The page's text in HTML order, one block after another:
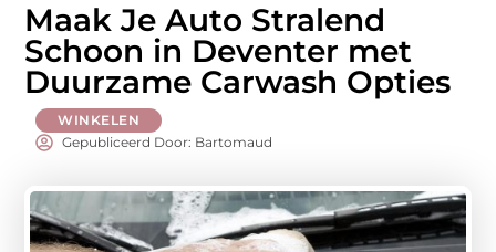
Maak Je Auto Stralend
Schoon in Deventer met
Duurzame Carwash Opties
WINKELEN
Gepubliceerd Door: Bartomaud